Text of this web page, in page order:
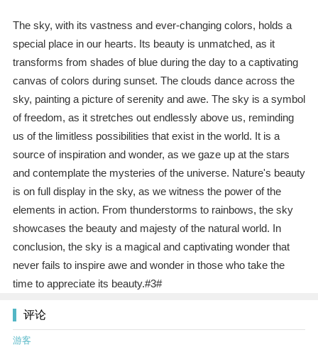
The sky, with its vastness and ever-changing colors, holds a
special place in our hearts. Its beauty is unmatched, as it
transforms from shades of blue during the day to a captivating
canvas of colors during sunset. The clouds dance across the
sky, painting a picture of serenity and awe. The sky is a symbol
of freedom, as it stretches out endlessly above us, reminding
us of the limitless possibilities that exist in the world. It is a
source of inspiration and wonder, as we gaze up at the stars
and contemplate the mysteries of the universe. Nature's beauty
is on full display in the sky, as we witness the power of the
elements in action. From thunderstorms to rainbows, the sky
showcases the beauty and majesty of the natural world. In
conclusion, the sky is a magical and captivating wonder that
never fails to inspire awe and wonder in those who take the
time to appreciate its beauty.#3#
评论
游客